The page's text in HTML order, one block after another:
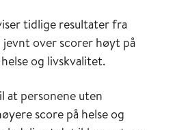
tidlige resultater fra
jevnt over scorer høyt på
og livskvalitet.
at personene uten
score på helse og